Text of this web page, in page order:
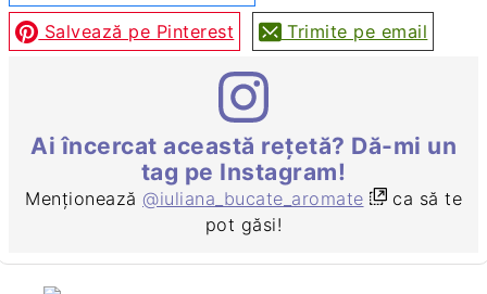
Salvează pe Pinterest Trimite pe email
Ai încercat această rețetă? Dă-mi un
tag pe Instagram!
Menționează @iuliana_bucate_aromate
ca să te
pot găsi!